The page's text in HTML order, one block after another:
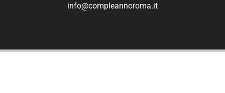
info@compleannoroma.it